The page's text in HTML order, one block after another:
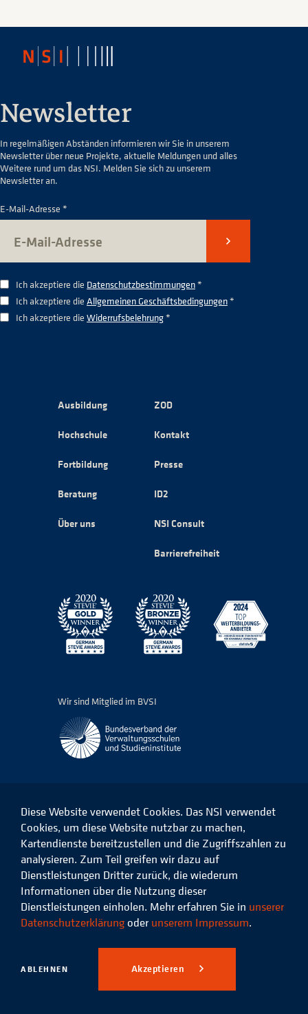
Newsletter
In regelmäßigen Abständen informieren wir Sie in unserem
Newsletter über neue Projekte, aktuelle Meldungen und alles
Weitere rund um das NSI. Melden Sie sich zu unserem
Newsletter an.
E-Mail-Adresse *
Senden
Ich akzeptiere die Datenschutzbestimmungen*
Ich akzeptiere die Allgemeinen Geschäftsbedingungen*
Ich akzeptiere die Widerrufsbelehrung*
Ausbildung
Hochschule
Fortbildung
Beratung
Über uns
ZOD
Kontakt
Presse
ID2
NSI Consult
Barrierefreiheit
Wir sind Mitglied im BVSI
Das
NSI
Facebook
Das
NSI
auf
LinkedIn
Das
NSI
auf
Instagram
Das
Xing
© 2026 Niedersächsisches
Studieninstitut für kommunale
Verwaltung e.V.
Datenschutz Impressum
Diese Website verwendet Cookies. Das NSI verwendet
Cookies, um diese Website nutzbar zu machen,
Kartendienste bereitzustellen und die Zugriffszahlen zu
analysieren. Zum Teil greifen wir dazu auf
Dienstleistungen Dritter zurück, die wiederum
Informationen über die Nutzung dieser
Dienstleistungen einholen. Mehr erfahren Sie in unserer
Datenschutzerklärung oder unserem Impressum.
ABLEHNEN Akzeptieren